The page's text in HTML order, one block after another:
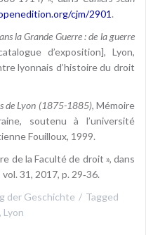
cjm/2901.
la Grande Guerre : de la guerre
d’exposition], Lyon,
lyonnais d’histoire du droit
de Lyon (1875-1885), Mémoire
soutenu à l’université
Fouilloux, 1999.
de la Faculté de droit », dans
vol. 31, 2017, p. 29‑36.
der Geschichte
Tagged
, Lyon